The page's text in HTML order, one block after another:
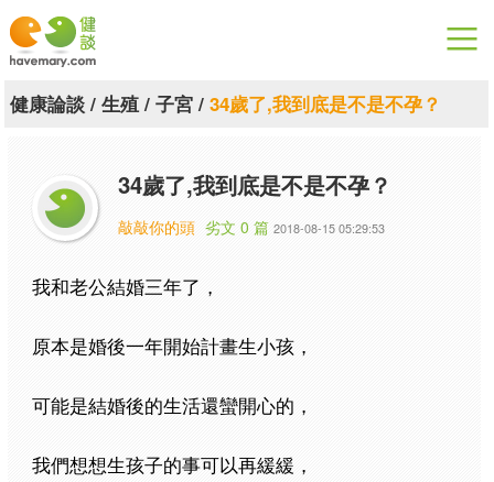
漫漫健康
關於健談
聯絡我們
下載專區
健康論談/ 生殖/ 子宮/ 34歲了,我到底是不是不孕？
34歲了,我到底是不是不孕？
敲敲你的頭 劣文 0 篇 2018-08-15 05:29:53
我和老公結婚三年了，
原本是婚後一年開始計畫生小孩，
可能是結婚後的生活還蠻開心的，
我們想想生孩子的事可以再緩緩，